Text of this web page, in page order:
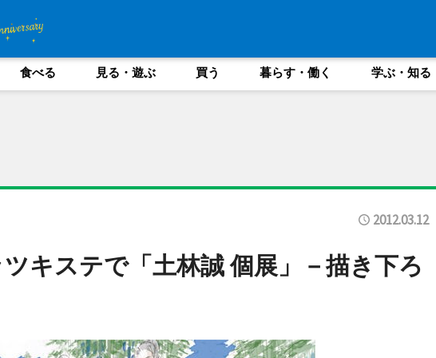
食べる 見る・遊ぶ 買う 暮らす・働く 学ぶ・知る
2012.03.12
キステで「土林誠 個展」－描き下ろ